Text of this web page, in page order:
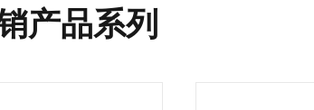
产品系列